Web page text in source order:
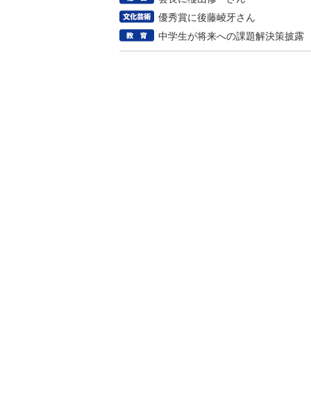
優秀賞に後藤崚牙さん
中学生が将来への課題解決策披露